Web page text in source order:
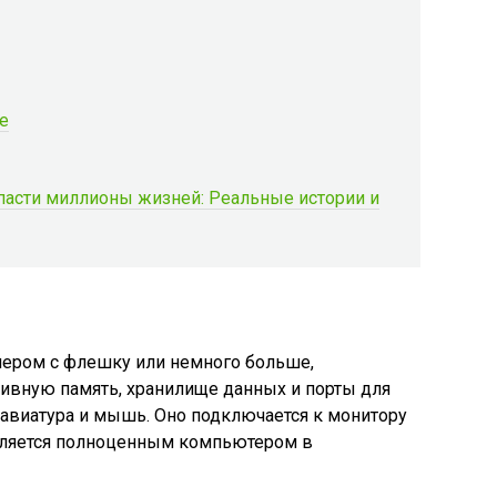
миллионы жизней: Реальные истории и
с флешку или немного больше,
память, хранилище данных и порты для
и мышь. Оно подключается к монитору
полноценным компьютером в